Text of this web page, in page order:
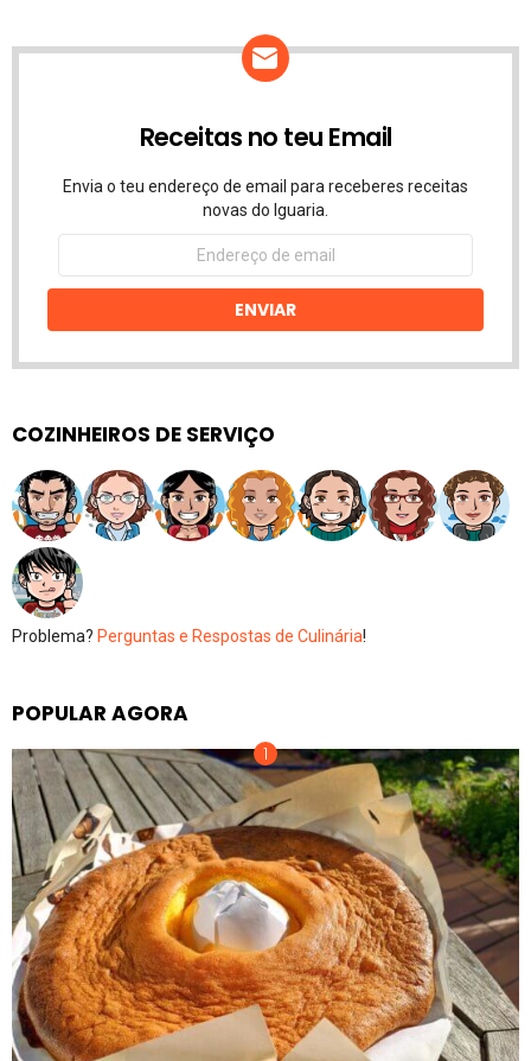
Receitas no teu Email
Envia o teu endereço de email para receberes receitas
novas do Iguaria.
Endereço
email
ENVIAR
COZINHEIROS DE SERVIÇO
Problema? Perguntas e Respostas de Culinária!
POPULAR AGORA